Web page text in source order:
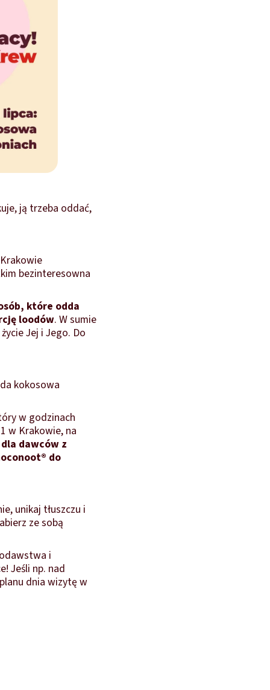
ją trzeba oddać,
bezinteresowna
które odda
loodów. W sumie
Jej i Jego. Do
kokosowa
w godzinach
w Krakowie, na
dawców z
do
unikaj tłuszczu i
ze sobą
i
Jeśli np. nad
dnia wizytę w